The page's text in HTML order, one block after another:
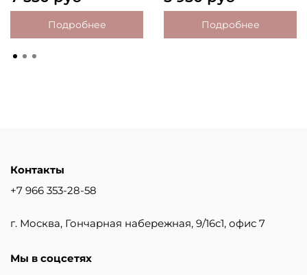
Подробнее Подробнее
Контакты
+7 966 353-28-58
г. Москва, Гончарная набережная, 9/16с1, офис 7
Мы в соцсетях